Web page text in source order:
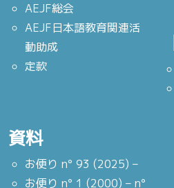
AEJF総会
AEJF日本語教育関連活
動助成
定款
資料
お便り n° 93 (2025) –
お便り n° 1 (2000) – n°